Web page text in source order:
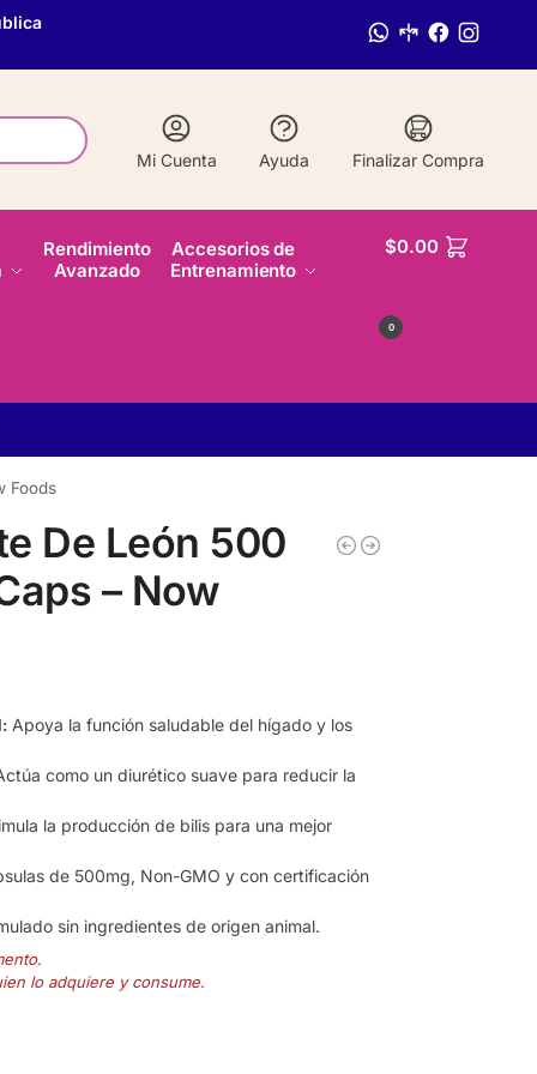
Mi Cuenta Ayuda Finalizar Compra
Rendimiento
Avanzado
Accesorios de
Entrenamiento
$0.00
0
Foods
De León 500
– Now
Apoya la función saludable del hígado y los
como un diurético suave para reducir la
la producción de bilis para una mejor
de 500mg, Non-GMO y con certificación
sin ingredientes de origen animal.
lo adquiere y consume.